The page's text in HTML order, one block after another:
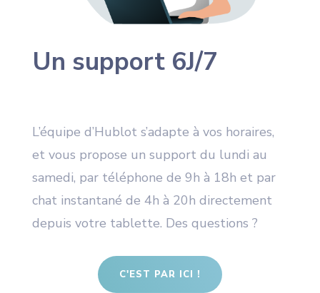
Un support 6J/7
L’équipe d’Hublot s’adapte à vos horaires,
et vous propose un support du lundi au
samedi, par téléphone de 9h à 18h et par
chat instantané de 4h à 20h directement
depuis votre tablette. Des questions ?
C'EST PAR ICI !